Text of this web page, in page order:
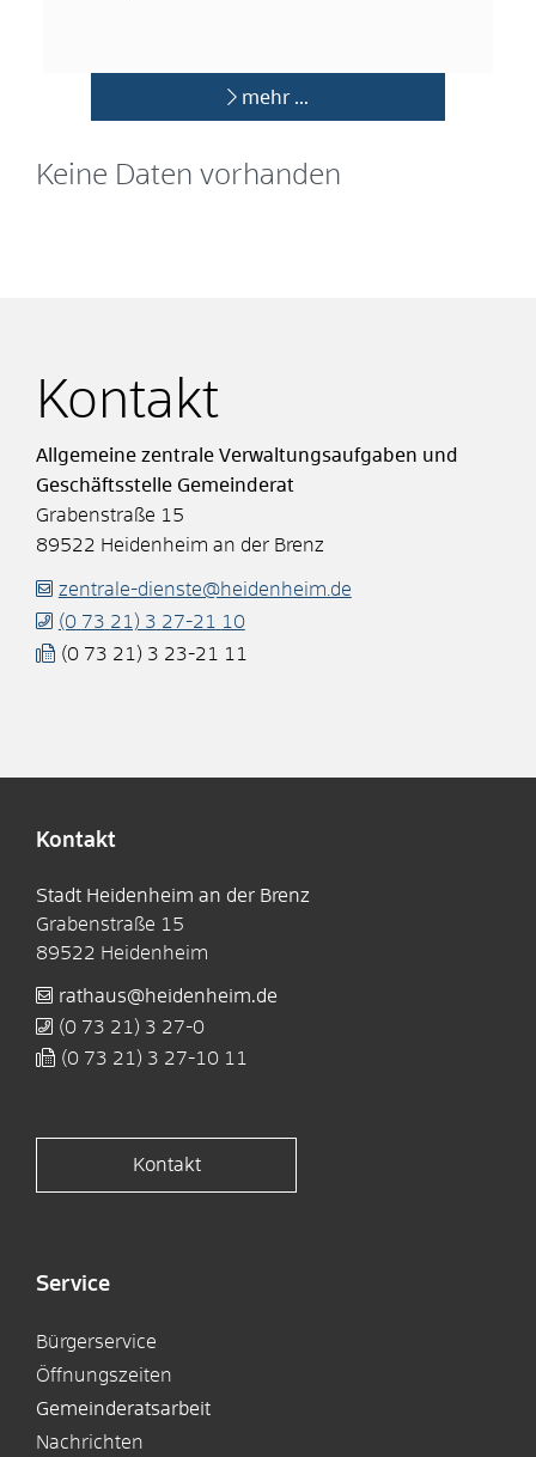
mehr …
Keine Daten vorhanden
Kontakt
Allgemeine zentrale Verwaltungsaufgaben und
Geschäftsstelle Gemeinderat
Grabenstraße 15
89522 Heidenheim an der Brenz
zentrale-dienste@heidenheim.de
(0 73 21) 3 27-21
10
(0 73 21) 3 23-21 11
Kontakt
Stadt Heidenheim an der Brenz
Grabenstraße 15
89522 Heidenheim
rathaus@heidenheim.de
(0 73 21) 3 27-0
(0 73 21) 3 27-10 11
Kontakt
Service
Bürgerservice
Öffnungszeiten
Gemeinderatsarbeit
Nachrichten